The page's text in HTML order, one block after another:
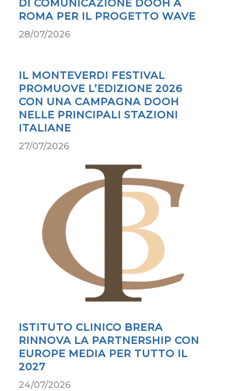
DI COMUNICAZIONE DOOH A
ROMA PER IL PROGETTO WAVE
28/07/2026
IL MONTEVERDI FESTIVAL
PROMUOVE L’EDIZIONE 2026
CON UNA CAMPAGNA DOOH
NELLE PRINCIPALI STAZIONI
ITALIANE
27/07/2026
ISTITUTO CLINICO BRERA
RINNOVA LA PARTNERSHIP CON
EUROPE MEDIA PER TUTTO IL
2027
24/07/2026